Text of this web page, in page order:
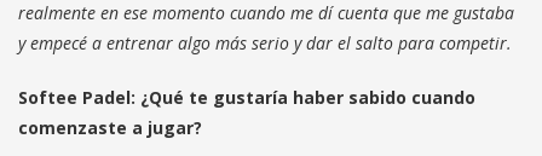
realmente en ese momento cuando me dí cuenta que me gustaba
y empecé a entrenar algo más serio y dar el salto para competir.
Softee Padel: ¿Qué te gustaría haber sabido cuando
comenzaste a jugar?